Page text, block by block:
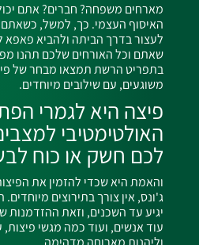
מארחים משפחה? חברים? אתם
האיסוף העצמי. כך, למשל, כשאת
לעצור בדרך הביתה ולהביא פאפא
שאתם וכל האורחים שלכם תהנו
בתפריט הרשת תמצאו מבחר של
משוגעים, עם שילובים מיוחדים.
פיצה היא לגמרי
האולטימטיבי
לכם חשק או כוח
והאמת היא שכדי להזמין את
ג'ונס, אין צורך בתירוצים
יגיע עד השכנים, וזאת ההזדמנות
עוד אנשים, ועוד כמה מגשי
וליהנות מארוחה מדהימה.